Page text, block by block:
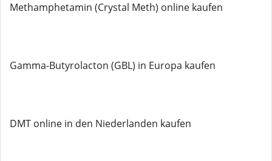
Methamphetamin (Crystal Meth) online kaufen
Gamma-Butyrolacton (GBL) in Europa kaufen
DMT online in den Niederlanden kaufen